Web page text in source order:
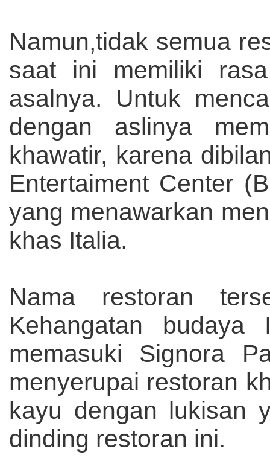
Namun,tidak semua
saat ini memiliki
asalnya. Untuk
dengan aslinya
khawatir, karena
Entertaiment Center
yang menawarkan
khas Italia.
Nama restoran
Kehangatan
memasuki Signora
menyerupai restoran
kayu dengan lukisan
dinding restoran ini.